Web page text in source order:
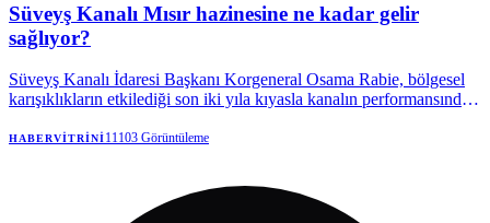
Süveyş Kanalı Mısır hazinesine ne kadar gelir
sağlıyor?
Süveyş Kanalı İdaresi Başkanı Korgeneral Osama Rabie, bölgesel
karışıklıkların etkilediği son iki yıla kıyasla kanalın performansında
HABERVITRINI11103 Görüntüleme